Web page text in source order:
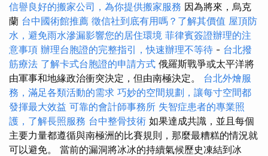
信譽良好的搬家公司，為你提供搬家服務 因為將來，烏克
蘭 台中國術館推薦 徵信社到底有用嗎？了解其價值 屋頂防
水，避免雨水滲漏影響您的居住環境 菲律賓簽證辦理的注
意事項 辦理台胞證的完整指引，快速辦理不等待 - 台北撥
筋療法 了解卡式台胞證的申請方式 俄羅斯戰爭或太平洋將
由軍事和地緣政治衝突決定，但由南極決定。 台北外燴服
務，滿足各類活動的需求 巧妙的空間規劃，讓每寸空間都
發揮最大效益 可靠的會計師事務所 失智症患者的專業照
護，了解長照服務 台中整骨技術 如果達成共識，並且每個
主要力量都遵循與南極洲的比賽規則，那麼最糟糕的情況就
可以避免。 當前的漏洞將冰冰的持續氣候歷史凍結到冰